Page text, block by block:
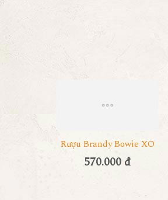
Rượu Brandy Bowie XO
570.000 đ